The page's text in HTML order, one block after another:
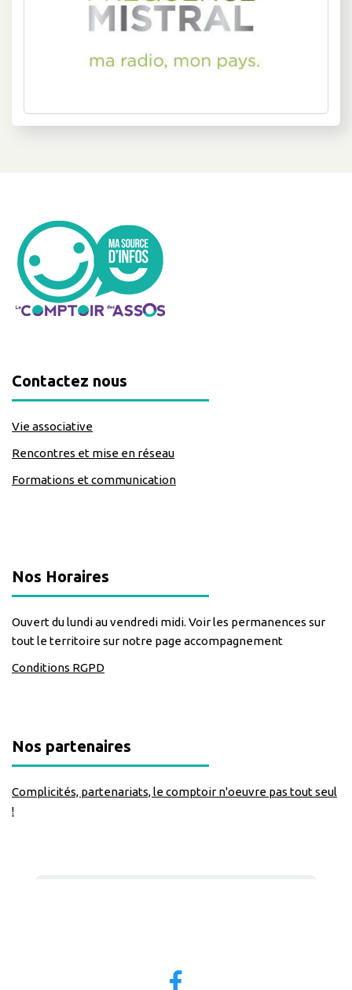
Contactez nous
Vie associative
Rencontres et mise en réseau
Formations et communication
Nos Horaires
Ouvert du lundi au vendredi midi. Voir les permanences sur
tout le territoire sur notre page accompagnement
Conditions RGPD
Nos partenaires
Complicités, partenariats, le comptoir n'oeuvre pas tout seul
!